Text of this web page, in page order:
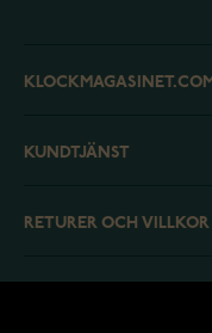
KLOCKMAGASINET.COM
KUNDTJÄNST
RETURER OCH VILLKOR